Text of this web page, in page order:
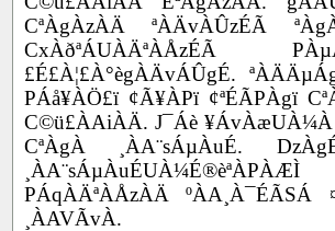
CªÀgÀzÀÄ ªÀÄvÀÛzÉÃ
CxÀðªÁUÀÄªÀÅzÉÃ
£É£À¦£À°ègÀÄvÁÛgÉ.
PÁå¥ÀÖ£ï ¢Ã¥ÀPï ¢ªÉÃPÀgï
C©ü£ÀAiÀÄ. J¯Áè ¥ÁvÀæUÀ¼À
CªÀgÀ ¸ÀA¨sÁµÀuÉ.
PÁqÀÄªÀÅzÀÄ ºÀA¸À¯ÉÃSÁ
¸ÀAVÃvÀ.